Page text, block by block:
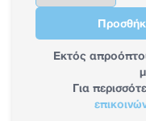
Εκτός
Για